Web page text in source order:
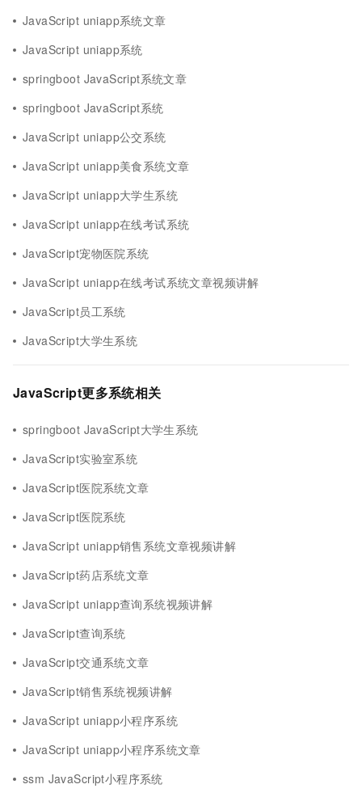
JavaScript uniapp系统文章
JavaScript uniapp系统
springboot JavaScript系统文章
springboot JavaScript系统
JavaScript uniapp公交系统
JavaScript uniapp美食系统文章
JavaScript uniapp大学生系统
JavaScript uniapp在线考试系统
JavaScript宠物医院系统
JavaScript uniapp在线考试系统文章视频讲解
JavaScript员工系统
JavaScript大学生系统
JavaScript更多系统相关
springboot JavaScript大学生系统
JavaScript实验室系统
JavaScript医院系统文章
JavaScript医院系统
JavaScript uniapp销售系统文章视频讲解
JavaScript药店系统文章
JavaScript uniapp查询系统视频讲解
JavaScript查询系统
JavaScript交通系统文章
JavaScript销售系统视频讲解
JavaScript uniapp小程序系统
JavaScript uniapp小程序系统文章
ssm JavaScript小程序系统